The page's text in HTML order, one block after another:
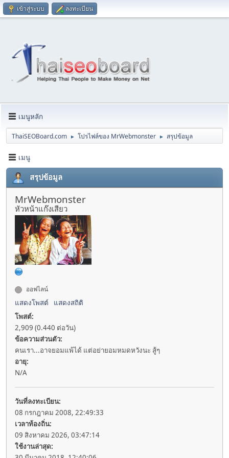
เข้าสู่ระบบ ลงทะเบียน
เมนูหลัก
ThaiSEOBoard.com ► โปรไฟล์ของ MrWebmonster ► สรุปข้อมูล
เมนู
สรุปข้อมูล
MrWebmonster
หัวหน้าแก๊งเสียว
ออฟไลน์
แสดงโพสต์
แสดงสถิติ
โพสต์:
2,909 (0.440 ต่อวัน)
ข้อความส่วนตัว:
คนเรา...อาจยอมแพ้ได้ แต่อย่ายอมหมดหวังนะ สู้ๆ
อายุ:
N/A
วันที่ลงทะเบียน:
08 กรกฎาคม 2008, 22:49:33
เวลาท้องถิ่น:
09 สิงหาคม 2026, 03:47:14
ใช้งานล่าสุด: